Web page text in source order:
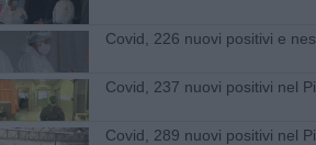
Covid, 226 nuovi positivi e
Covid, 237 nuovi positivi nel
Covid, 289 nuovi positivi nel